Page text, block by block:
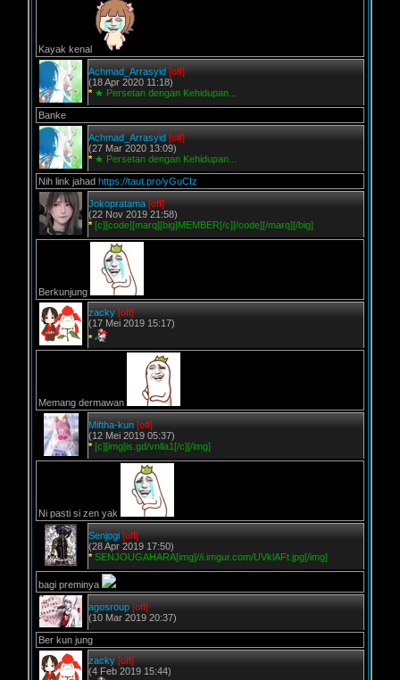
Kayak kenal
Achmad_Arrasyid [off]
(18 Apr 2020 11:18)
* ★ Persetan dengan Kehidupan...
Banke
Achmad_Arrasyid [off]
(27 Mar 2020 13:09)
* ★ Persetan dengan Kehidupan...
Nih link jahad https://taut.pro/yGuCIz
Jokopratama [off]
(22 Nov 2019 21:58)
* [c][code][marq][big]MEMBER[/c][/code][/marq][/big]
Berkunjung
zacky [off]
(17 Mei 2019 15:17)
*
Memang dermawan
Miftha-kun [off]
(12 Mei 2019 05:37)
* [c][img]is.gd/vnlla1[/c][/img]
Ni pasti si zen yak
Senjogi [off]
(28 Apr 2019 17:50)
* SENJOUGAHARA[img]//i.imgur.com/UVklAFt.jpg[/img]
bagi preminya
agosroup [off]
(10 Mar 2019 20:37)
Ber kun jung
zacky [off]
(4 Feb 2019 15:44)